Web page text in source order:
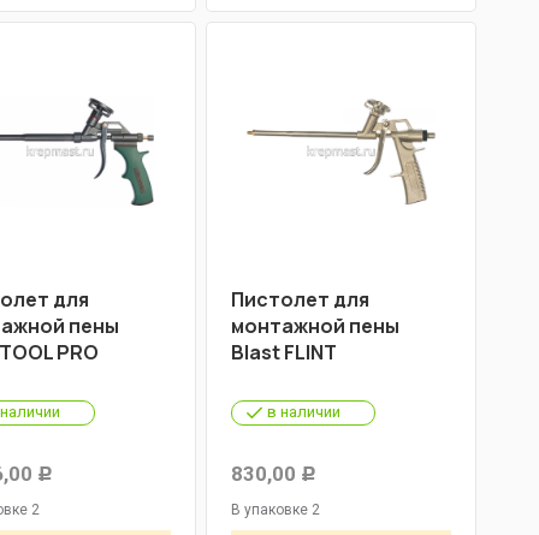
для
пены
PRO
Р
2
Пистолет для
монтажной пены
Blast FLINT
в наличии
830,00 Р
В упаковке 2